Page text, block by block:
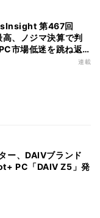
第467回
高、ノジマ決算で判
市場低迷を跳ね返
連載
ー、DAIVブランド
PC「DAIV Z5」発